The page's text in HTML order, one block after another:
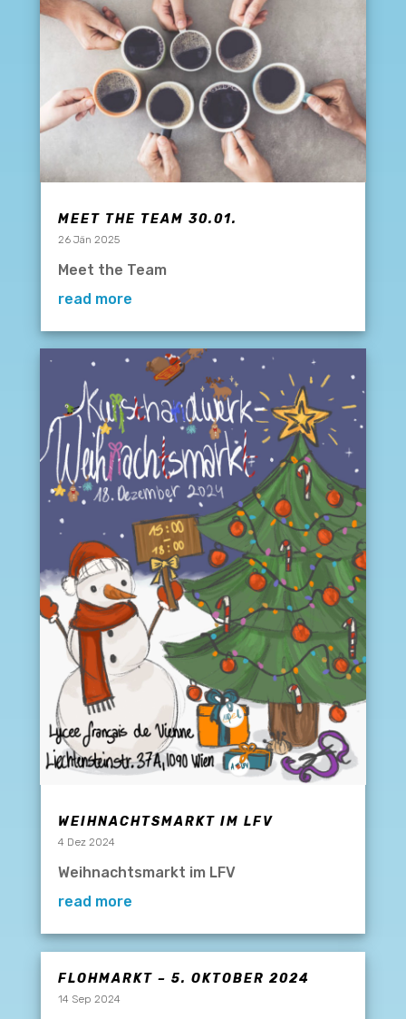
MEET THE TEAM 30.01.
26 Jän 2025
Meet the Team
read more
WEIHNACHTSMARKT IM LFV
4 Dez 2024
Weihnachtsmarkt im LFV
read more
FLOHMARKT – 5. OKTOBER 2024
14 Sep 2024